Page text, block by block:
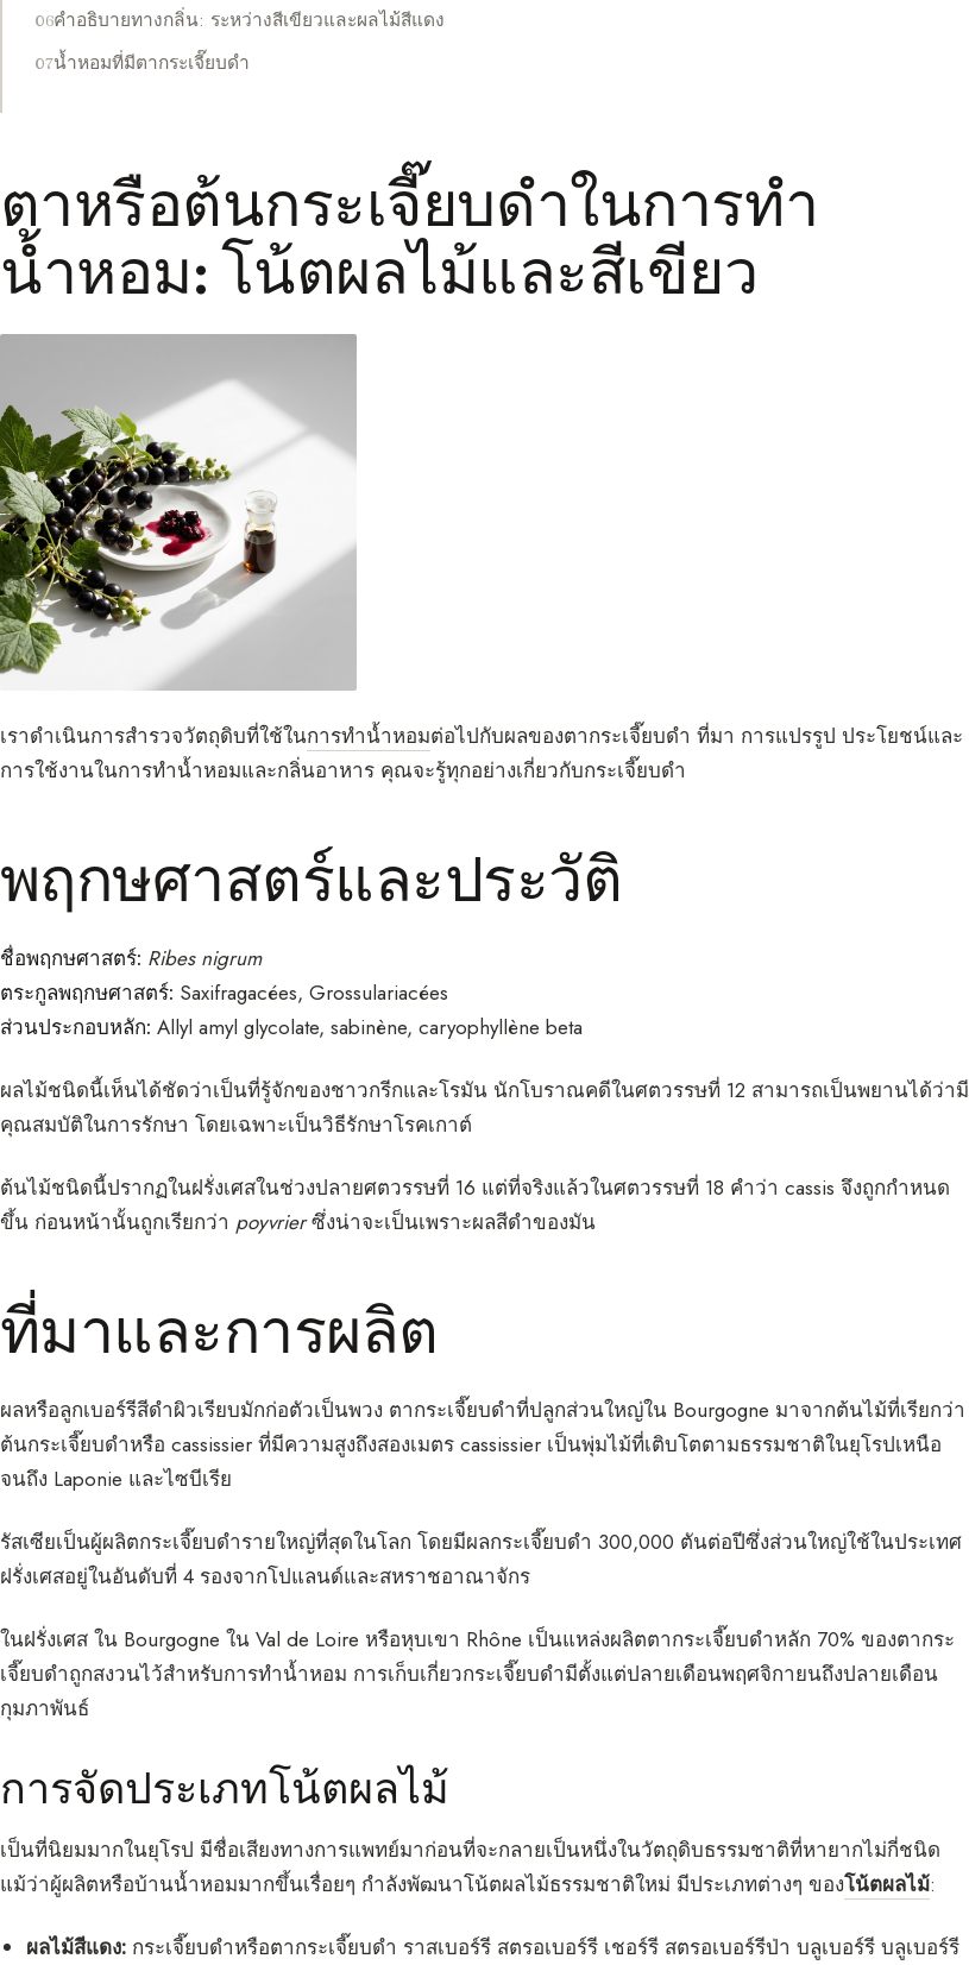
คำอธิบายทางกลิ่น: ระหว่างสีเขียวและผลไม้สีแดง
น้ำหอมที่มีตากระเจี๊ยบดำ
ตาหรือต้นกระเจี๊ยบดำในการทำ
น้ำหอม: โน้ตผลไม้และสีเขียว
เราดำเนินการสำรวจวัตถุดิบที่ใช้ในการทำน้ำหอมต่อไปกับผลของตากระเจี๊ยบดำ ที่มา การแปรรูป ประโยชน์และ
การใช้งานในการทำน้ำหอมและกลิ่นอาหาร คุณจะรู้ทุกอย่างเกี่ยวกับกระเจี๊ยบดำ
พฤกษศาสตร์และประวัติ
ชื่อพฤกษศาสตร์: Ribes nigrum
ตระกูลพฤกษศาสตร์: Saxifragacées, Grossulariacées
ส่วนประกอบหลัก: Allyl amyl glycolate, sabinène, caryophyllène beta
ผลไม้ชนิดนี้เห็นได้ชัดว่าเป็นที่รู้จักของชาวกรีกและโรมัน นักโบราณคดีในศตวรรษที่ 12 สามารถเป็นพยานได้ว่ามี
คุณสมบัติในการรักษา โดยเฉพาะเป็นวิธีรักษาโรคเกาต์
ต้นไม้ชนิดนี้ปรากฏในฝรั่งเศสในช่วงปลายศตวรรษที่ 16 แต่ที่จริงแล้วในศตวรรษที่ 18 คำว่า cassis จึงถูกกำหนด
ขึ้น ก่อนหน้านั้นถูกเรียกว่า poyvrierซึ่งน่าจะเป็นเพราะผลสีดำของมัน
ที่มาและการผลิต
ผลหรือลูกเบอร์รีสีดำผิวเรียบมักก่อตัวเป็นพวง ตากระเจี๊ยบดำที่ปลูกส่วนใหญ่ใน Bourgogne มาจากต้นไม้ที่เรียกว่า
ต้นกระเจี๊ยบดำหรือ cassissier ที่มีความสูงถึงสองเมตร cassissier เป็นพุ่มไม้ที่เติบโตตามธรรมชาติในยุโรปเหนือ
จนถึง Laponie และไซบีเรีย
รัสเซียเป็นผู้ผลิตกระเจี๊ยบดำรายใหญ่ที่สุดในโลก โดยมีผลกระเจี๊ยบดำ 300,000 ตันต่อปีซึ่งส่วนใหญ่ใช้ในประเทศ
ฝรั่งเศสอยู่ในอันดับที่ 4 รองจากโปแลนด์และสหราชอาณาจักร
ในฝรั่งเศส ใน Bourgogne ใน Val de Loire หรือหุบเขา Rhône เป็นแหล่งผลิตตากระเจี๊ยบดำหลัก 70% ของตากระ
เจี๊ยบดำถูกสงวนไว้สำหรับการทำน้ำหอม การเก็บเกี่ยวกระเจี๊ยบดำมีตั้งแต่ปลายเดือนพฤศจิกายนถึงปลายเดือน
กุมภาพันธ์
การจัดประเภทโน้ตผลไม้
เป็นที่นิยมมากในยุโรป มีชื่อเสียงทางการแพทย์มาก่อนที่จะกลายเป็นหนึ่งในวัตถุดิบธรรมชาติที่หายากไม่กี่ชนิด
แม้ว่าผู้ผลิตหรือบ้านน้ำหอมมากขึ้นเรื่อยๆ กำลังพัฒนาโน้ตผลไม้ธรรมชาติใหม่ มีประเภทต่างๆ ของโน้ตผลไม้:
ผลไม้สีแดง: กระเจี๊ยบดำหรือตากระเจี๊ยบดำ ราสเบอร์รี สตรอเบอร์รี เชอร์รี สตรอเบอร์รีป่า บลูเบอร์รี บลูเบอร์รี